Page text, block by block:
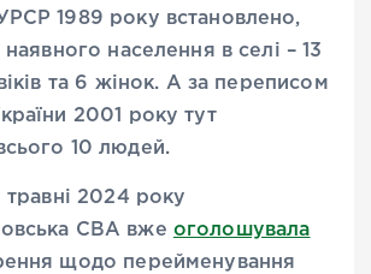
1989 року встановлено,
наявного населення в селі – 13
та 6 жінок. А за переписом
2001 року тут
10 людей.
травні 2024 року
СВА вже оголошувала
щодо перейменування